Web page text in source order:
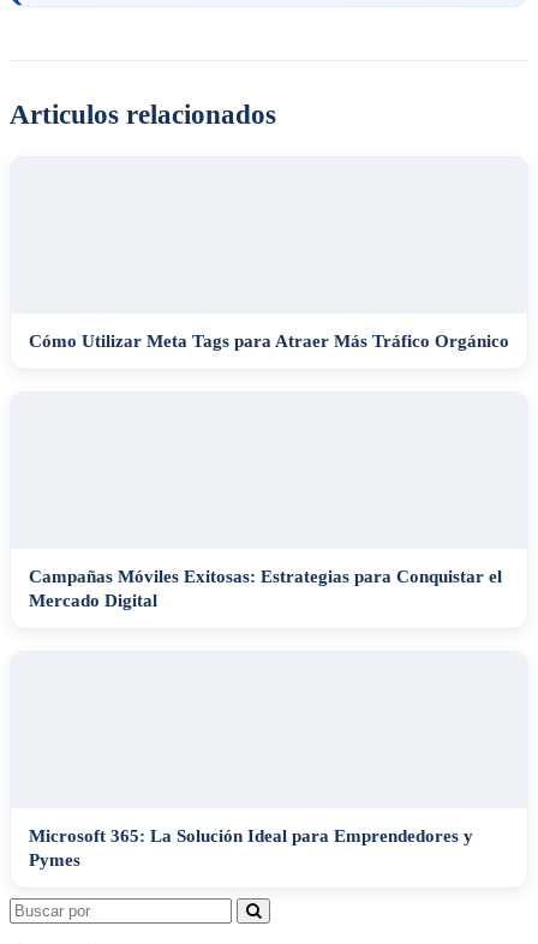
Articulos relacionados
Cómo Utilizar Meta Tags para Atraer Más Tráfico Orgánico
Campañas Móviles Exitosas: Estrategias para Conquistar el
Mercado Digital
Microsoft 365: La Solución Ideal para Emprendedores y
Pymes
Search
for: